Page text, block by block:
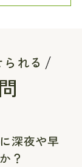
れる
深夜や早
？